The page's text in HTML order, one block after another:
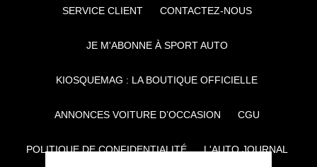
SERVICE CLIENT CONTACTEZ-NOUS
JE M'ABONNE À SPORT AUTO
KIOSQUEMAG : LA BOUTIQUE OFFICIELLE
ANNONCES VOITURE D’OCCASION CGU
POLITIQUE DE CONFIDENTIALITÉ L'AUTO JOURNAL